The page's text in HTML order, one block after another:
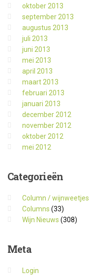
oktober 2013
september 2013
augustus 2013
juli 2013
juni 2013
mei 2013
april 2013
maart 2013
februari 2013
januari 2013
december 2012
november 2012
oktober 2012
mei 2012
Categorieën
Column / wijnweetjes
Columns (33)
Wijn Nieuws (308)
Meta
Login